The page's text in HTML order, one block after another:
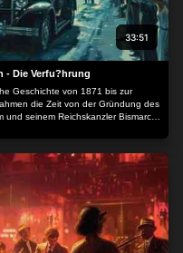
33:51
- Die Verfu?hrung
Geschichte von 1871 bis zur
die Zeit von der Gründung des
seinem Reichskanzler Bismarck
Wirtschaft und Wissenschaft.